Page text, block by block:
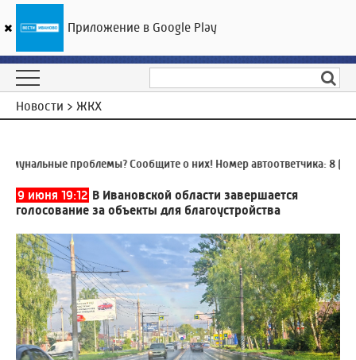
ГТРК «Ивтелерадио»
Новости > ЖКХ
проблемы? Сообщите о них! Номер автоответчика:8
9 июня 19:12 В Ивановской области завершается
голосование за объекты для благоустройства
Приложение в Google Play